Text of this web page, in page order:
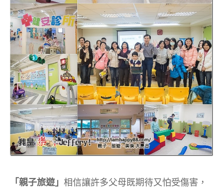
「親子旅遊」 相信讓許多父母既期待又怕受傷害，